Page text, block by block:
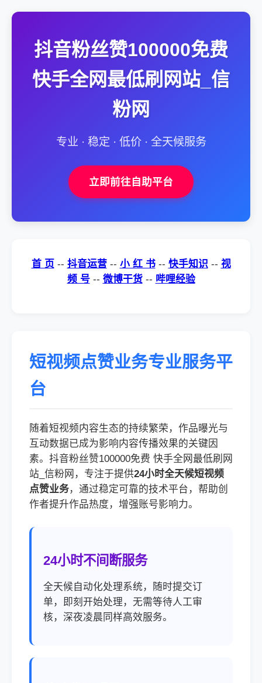
抖音粉丝赞100000免费
快手全网最低刷网站_信
粉网
专业 · 稳定 · 低价 · 全天候服务
立即前往自助平台
首 页 -- 抖音运营-- 小 红 书-- 快手知识 -- 视
频 号-- 微博干货-- 哔哩经验
短视频点赞业务专业服务平
台
随着短视频内容生态的持续繁荣，作品曝光与
互动数据已成为影响内容传播效果的关键因
素。抖音粉丝赞100000免费 快手全网最低刷网
站_信粉网，专注于提供24小时全天候短视频
点赞业务，通过稳定可靠的技术平台，帮助创
作者提升作品热度，增强账号影响力。
24小时不间断服务
全天候自动化处理系统，随时提交订
单，即刻开始处理，无需等待人工审
核，深夜凌晨同样高效服务。